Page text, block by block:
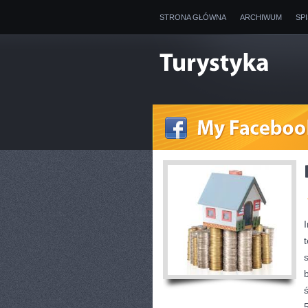
STRONA GŁÓWNA ARCHIWUM